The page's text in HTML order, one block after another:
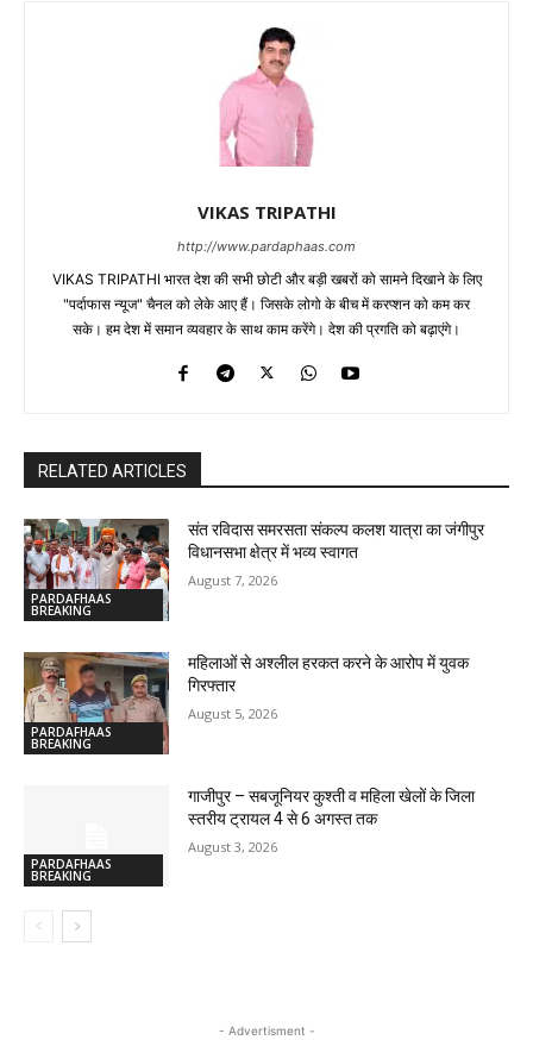
VIKAS TRIPATHI
http://www.pardaphaas.com
VIKAS TRIPATHI भारत देश की सभी छोटी और बड़ी खबरों को सामने दिखाने के लिए
"पर्दाफास न्यूज" चैनल को लेके आए हैं। जिसके लोगो के बीच में करप्शन को कम कर
सके। हम देश में समान व्यवहार के साथ काम करेंगे। देश की प्रगति को बढ़ाएंगे।
RELATED ARTICLES
PARDAFHAAS
BREAKING
संत रविदास समरसता संकल्प कलश यात्रा का जंगीपुर
विधानसभा क्षेत्र में भव्य स्वागत
August 7, 2026
PARDAFHAAS
BREAKING
महिलाओं से अश्लील हरकत करने के आरोप में युवक
गिरफ्तार
August 5, 2026
PARDAFHAAS
BREAKING
गाजीपुर – सबजूनियर कुश्ती व महिला खेलों के जिला
स्तरीय ट्रायल 4 से 6 अगस्त तक
August 3, 2026
- Advertisment -